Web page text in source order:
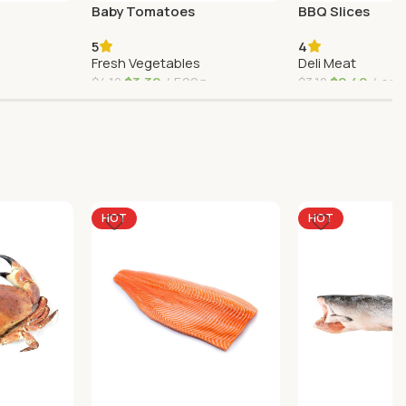
Baby Tomatoes
5
Fresh Vegetables
$4,10 $3,30 500g
BBQ Slices
4
Deli Meat
$3,12 $2,49
HOT HOT